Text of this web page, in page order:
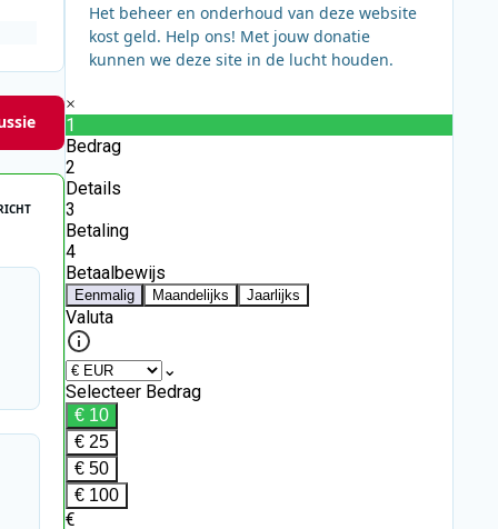
Het beheer en onderhoud van deze website
kost geld. Help ons! Met jouw donatie
kunnen we deze site in de lucht houden.